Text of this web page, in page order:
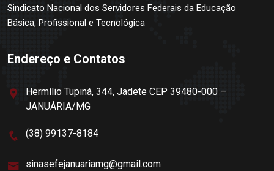
Sindicato Nacional dos Servidores Federais da Educação
Básica, Profissional e Tecnológica
Endereço e Contatos
Hermílio Tupiná, 344, Jadete CEP 39480-000 –
JANUÁRIA/MG
(38) 99137-8184
sinasefejanuariamg@gmail.com